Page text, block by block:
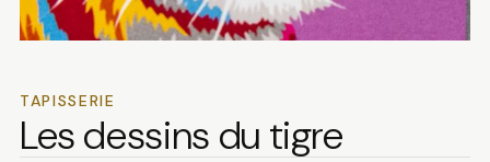
TAPISSERIE
Les dessins du tigre